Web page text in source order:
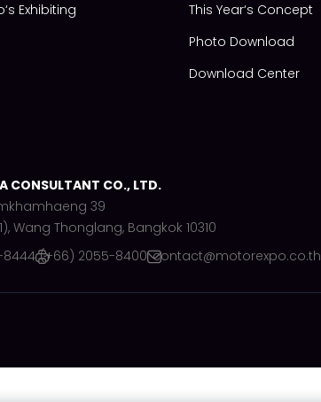
Exhibiting
This Year‘s Concept
Photo Download
Download Center
CONSULTANT CO., LTD.
39
Wang Thonglang, Bangkok 10310
(+66) 2055-8400 contact@motorexpo.co.th